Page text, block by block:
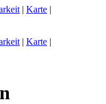
| Karte |
| Karte |